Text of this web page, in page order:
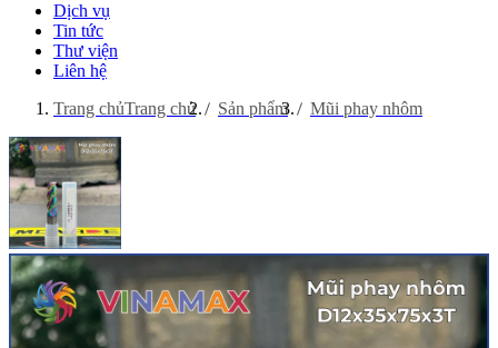
Dịch vụ
Tin tức
Thư viện
Liên hệ
Trang chủTrang chủ Sản phẩm Mũi phay nhôm